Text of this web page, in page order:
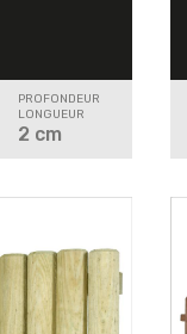
PROFONDEUR
LONGUEUR
2 cm